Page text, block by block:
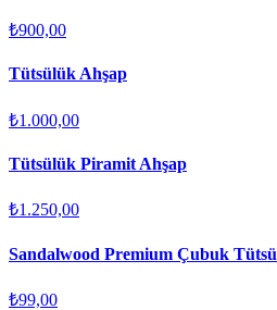
₺900,00
Tütsülük Ahşap
₺1.000,00
Tütsülük Piramit Ahşap
₺1.250,00
Sandalwood Premium Çubuk Tütsü
₺99,00